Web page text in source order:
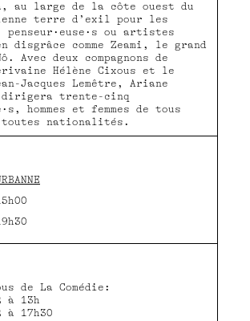
au large de la côte ouest du
terre d’exil pour les
ou artistes
disgrâce comme Zeami, le grand
Avec deux compagnons de
Hélène Cixous et le
Jacques Lemêtre, Ariane
dirigera trente-cinq
hommes et femmes de tous
toutes nationalités.
de La Comédie:
à 13h
à 17h30